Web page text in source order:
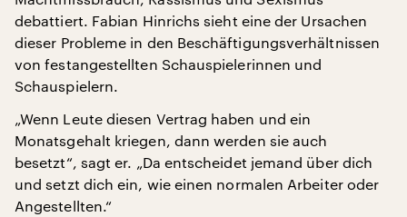
debattiert. Fabian Hinrichs sieht eine der Ursachen
dieser Probleme in den Beschäftigungsverhältnissen
von festangestellten Schauspielerinnen und
Schauspielern.
„Wenn Leute diesen Vertrag haben und ein
Monatsgehalt kriegen, dann werden sie auch
besetzt“, sagt er. „Da entscheidet jemand über dich
und setzt dich ein, wie einen normalen Arbeiter oder
Angestellten.“